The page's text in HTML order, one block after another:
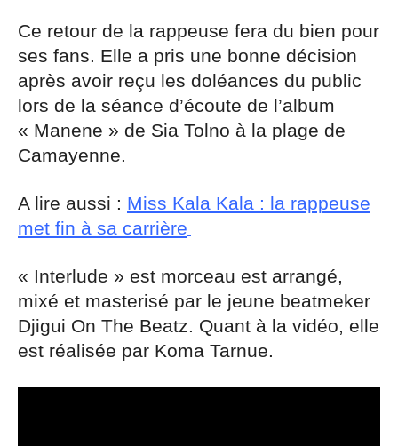
Ce retour de la rappeuse fera du bien pour
ses fans. Elle a pris une bonne décision
après avoir reçu les doléances du public
lors de la séance d’écoute de l’album
« Manene » de Sia Tolno à la plage de
Camayenne.
A lire aussi : Miss Kala Kala : la rappeuse
met fin à sa carrière
« Interlude » est morceau est arrangé,
mixé et masterisé par le jeune beatmeker
Djigui On The Beatz. Quant à la vidéo, elle
est réalisée par Koma Tarnue.